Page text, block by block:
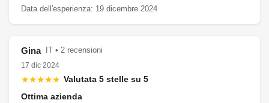
Data dell'esperienza: 19 dicembre 2024
Gina
IT • 2 recensioni
17 dic 2024
★★★★★ Valutata 5 stelle su 5
Ottima azienda